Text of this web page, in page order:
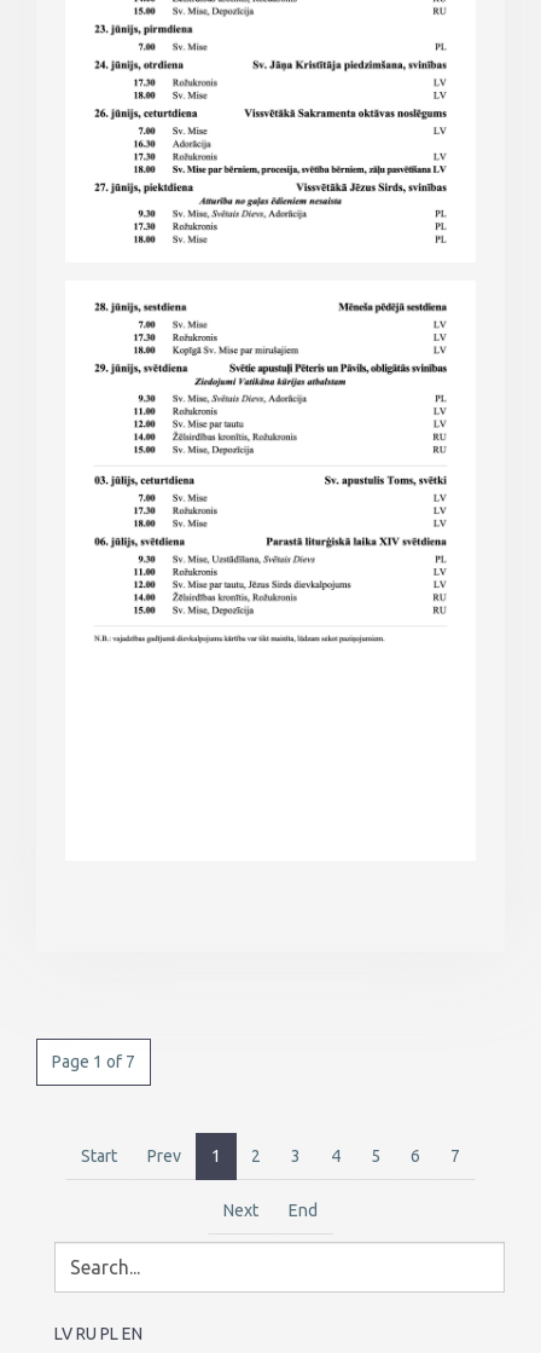
Page 1 of 7
Start Prev 1 2 3 4 5 6 7
Next End
LVRU PLEN